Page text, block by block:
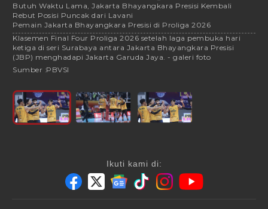
Butuh Waktu Lama, Jakarta Bhayangkara Presisi Kembali
Rebut Posisi Puncak dari Lavani
Pemain Jakarta Bhayangkara Presisi di Proliga 2026
Klasemen Final Four Proliga 2026 setelah laga pembuka hari
ketiga di seri Surabaya antara Jakarta Bhayangkara Presisi
(JBP) menghadapi Jakarta Garuda Jaya. - galeri foto
Sumber :PBVSI
Ikuti kami di: